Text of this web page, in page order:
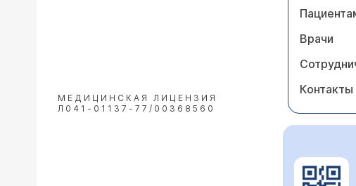
МЕДИЦИНСКАЯ ЛИЦЕНЗИЯ
Л041-01137-77/00368560
Врачи
Контакты